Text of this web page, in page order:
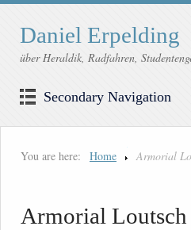
Daniel Erpelding
über Heraldik, Radfahren,
Secondary Navigation
You are here: Home Armorial
Armorial Loutsch